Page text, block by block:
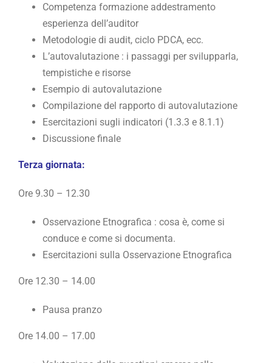
Competenza formazione addestramento
esperienza dell’auditor
Metodologie di audit, ciclo PDCA, ecc.
L’autovalutazione : i passaggi per svilupparla,
tempistiche e risorse
Esempio di autovalutazione
Compilazione del rapporto di autovalutazione
Esercitazioni sugli indicatori (1.3.3 e 8.1.1)
Discussione finale
Terza giornata:
Ore 9.30 – 12.30
Osservazione Etnografica : cosa è, come si
conduce e come si documenta.
Esercitazioni sulla Osservazione Etnografica
Ore 12.30 – 14.00
Pausa pranzo
Ore 14.00 – 17.00